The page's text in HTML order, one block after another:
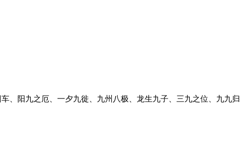
、阳九之厄、一夕九徙、九州八极、龙生九子、三九之位、九九归